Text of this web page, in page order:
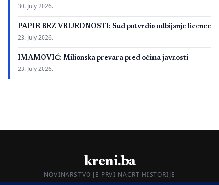
30. July 2026.
PAPIR BEZ VRIJEDNOSTI: Sud potvrdio odbijanje licence
23. July 2026.
IMAMOVIĆ: Milionska prevara pred očima javnosti
23. July 2026.
kreni.ba
NOVINARSTVO JE PRVI NACRT HISTORIJE